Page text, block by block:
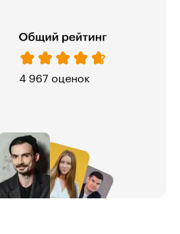
4 967 оценок